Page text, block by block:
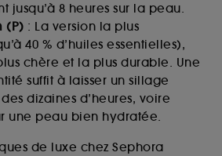
jusqu’à 8 heures sur la peau.
(P) : La version la plus
40 % d’huiles essentielles),
chère et la plus durable. Une
suffit à laisser un sillage
dizaines d’heures, voire
une peau bien hydratée.
de luxe chez Sephora